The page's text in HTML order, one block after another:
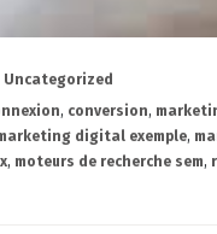
Uncategorized
, conversion,
digital exemple,
, moteurs de recherche sem,